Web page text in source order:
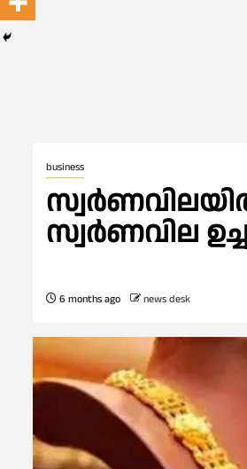
business
സ്വര്‍ണവിലയില്‍
സ്വര്‍ണവില
6 months ago news desk